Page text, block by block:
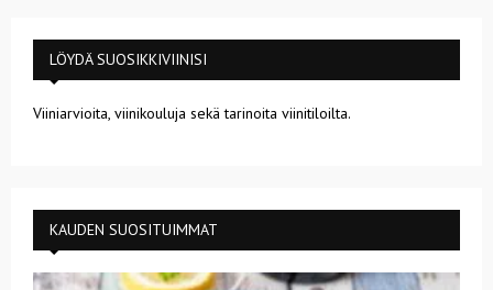
LÖYDÄ SUOSIKKIVIINISI
Viiniarvioita, viinikouluja sekä tarinoita viinitiloilta.
KAUDEN SUOSITUIMMAT